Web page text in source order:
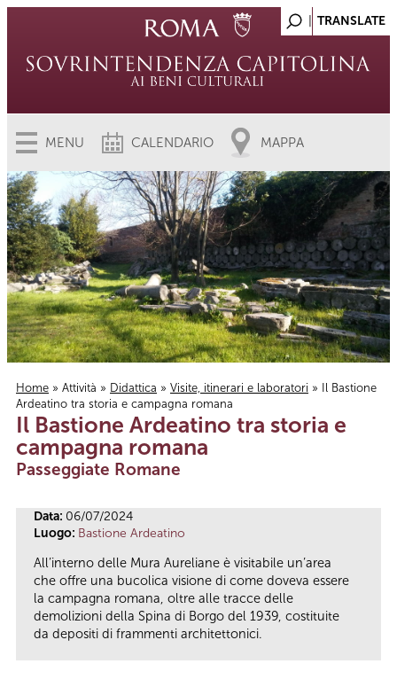
MENU CALENDARIO MAPPA
Tu sei qui
Home » Attività » Didattica » Visite, itinerari e laboratori » Il Bastione
Ardeatino tra storia e campagna romana
Il Bastione Ardeatino tra storia e
campagna romana
Passeggiate Romane
Data: 06/07/2024
Luogo: Bastione Ardeatino
All’interno delle Mura Aureliane è visitabile un’area
che offre una bucolica visione di come doveva essere
la campagna romana, oltre alle tracce delle
demolizioni della Spina di Borgo del 1939, costituite
da depositi di frammenti architettonici.